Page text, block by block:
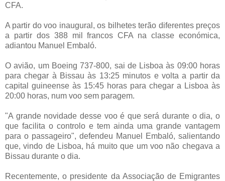
CFA.
A partir do voo inaugural, os bilhetes terão diferentes preços
a partir dos 388 mil francos CFA na classe económica,
adiantou Manuel Embaló.
O avião, um Boeing 737-800, sai de Lisboa às 09:00 horas
para chegar à Bissau às 13:25 minutos e volta a partir da
capital guineense às 15:45 horas para chegar a Lisboa às
20:00 horas, num voo sem paragem.
"A grande novidade desse voo é que será durante o dia, o
que facilita o controlo e tem ainda uma grande vantagem
para o passageiro", defendeu Manuel Embaló, salientando
que, vindo de Lisboa, há muito que um voo não chegava a
Bissau durante o dia.
Recentemente, o presidente da Associação de Emigrantes